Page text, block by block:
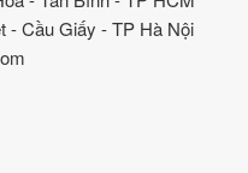
- Cầu Giấy - TP Hà Nội